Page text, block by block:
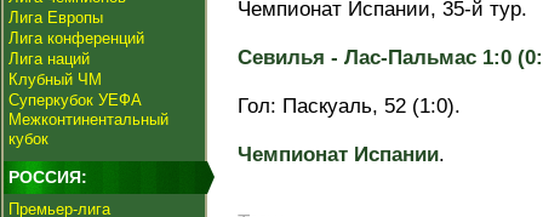
Лига Европы
Лига конференций
Лига наций
Клубный ЧМ
Суперкубок УЕФА
Межконтинентальный
кубок
РОССИЯ:
Премьер-лига
Чемпионат Испании, 35-й тур.
Севилья - Лас-Пальмас 1:0
Гол: Паскуаль, 52 (1:0).
Чемпионат Испании.